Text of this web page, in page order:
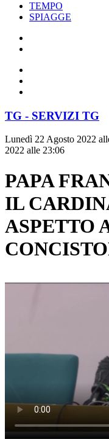
TEMPO
SPIAGGE
TG - SERVIZI TG
Lunedì 22 Agosto 2022
2022 alle 23:06
PAPA
IL
ASPETTO